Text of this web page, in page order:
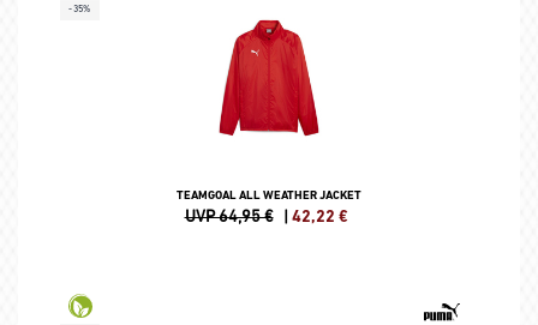
-35%
TEAMGOAL ALL WEATHER JACKET
UVP 64,95 € | 42,22 €